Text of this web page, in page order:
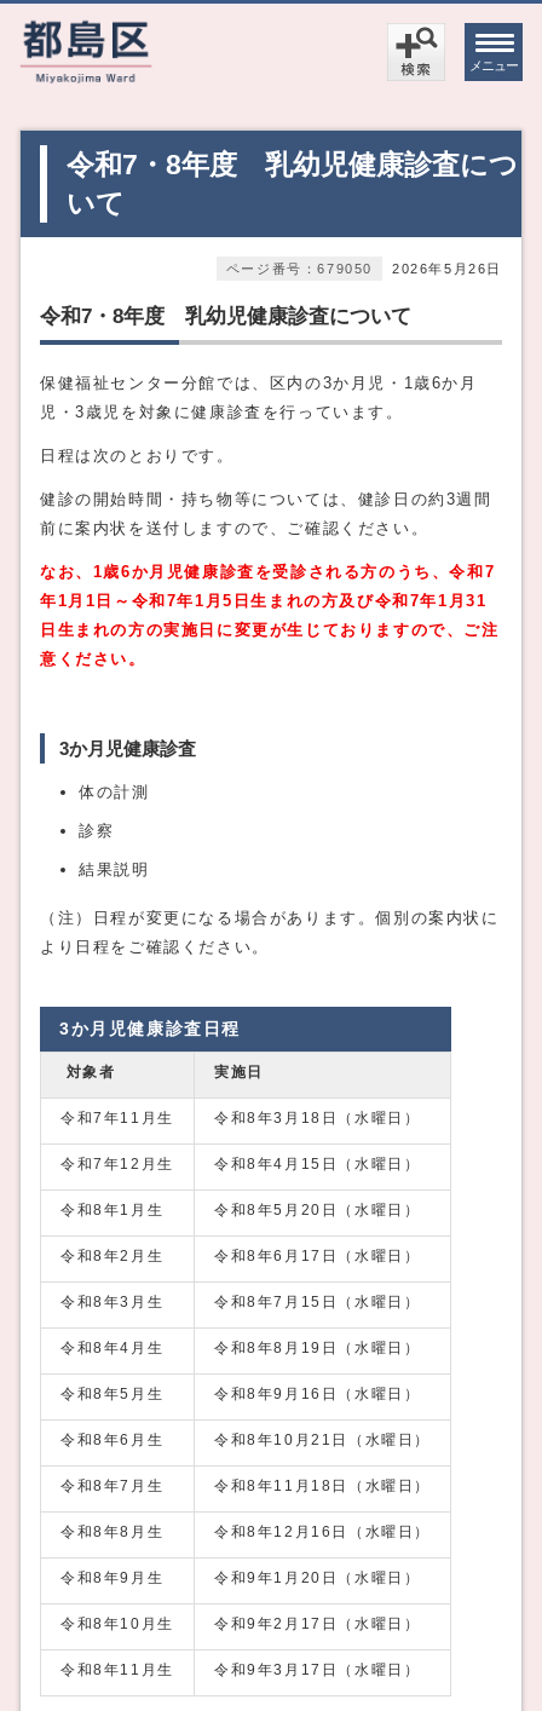
メニュー
令和7・8年度 乳幼児健康診査につ
いて
2026年5月26日
ページ番号：679050
令和7・8年度 乳幼児健康診査について
保健福祉センター分館では、区内の3か月児・1歳6か月
児・3歳児を対象に健康診査を行っています。
日程は次のとおりです。
健診の開始時間・持ち物等については、健診日の約3週間
前に案内状を送付しますので、ご確認ください。
なお、1歳6か月児健康診査を受診される方のうち、令和7
年1月1日～令和7年1月5日生まれの方及び令和7年1月31
日生まれの方の実施日に変更が生じておりますので、ご注
意ください。
3か月児健康診査
体の計測
診察
結果説明
（注）日程が変更になる場合があります。個別の案内状に
より日程をご確認ください。
3か月児健康診査日程
対象者 実施日
令和7年11月生 令和8年3月18日（水曜日）
令和7年12月生 令和8年4月15日（水曜日）
令和8年1月生 令和8年5月20日（水曜日）
令和8年2月生 令和8年6月17日（水曜日）
令和8年3月生 令和8年7月15日（水曜日）
令和8年4月生 令和8年8月19日（水曜日）
令和8年5月生 令和8年9月16日（水曜日）
令和8年6月生 令和8年10月21日（水曜日）
令和8年7月生 令和8年11月18日（水曜日）
令和8年8月生 令和8年12月16日（水曜日）
令和8年9月生 令和9年1月20日（水曜日）
令和8年10月生 令和9年2月17日（水曜日）
令和8年11月生 令和9年3月17日（水曜日）